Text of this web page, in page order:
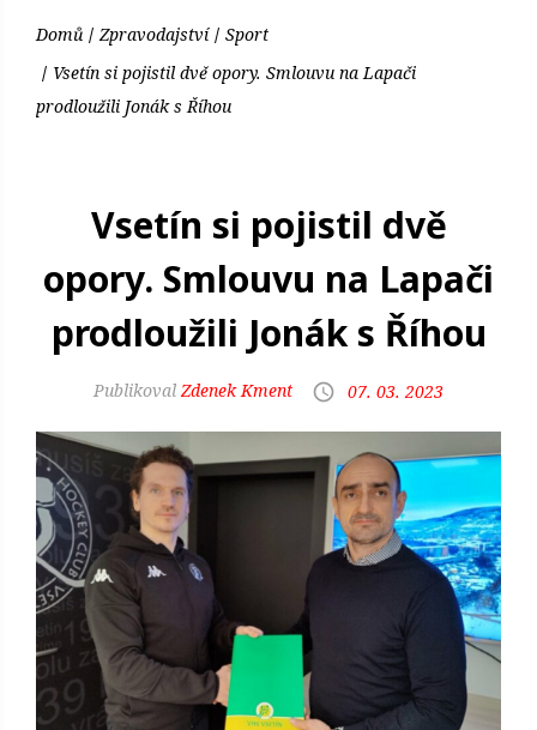
Domů Zpravodajství
Sport
Vsetín si pojistil dvě opory. Smlouvu na Lapači
prodloužili Jonák s Říhou
Vsetín si pojistil dvě
opory. Smlouvu na Lapači
prodloužili Jonák s Říhou
Zdenek Kment 07. 03. 2023